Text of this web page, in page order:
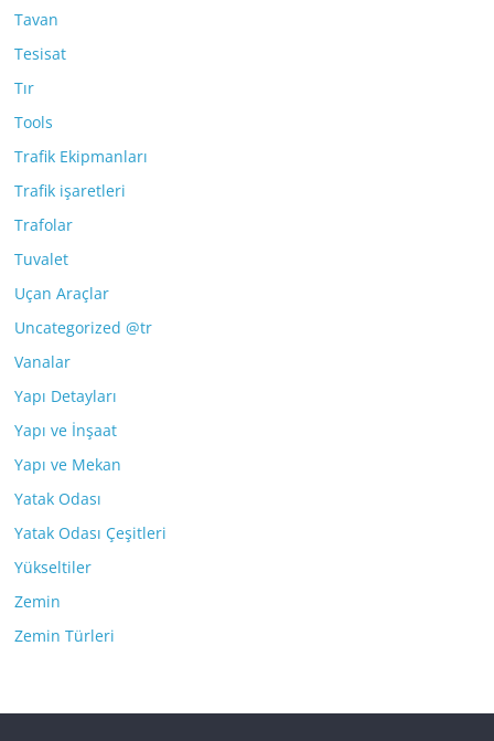
Tavan
Tesisat
Tır
Tools
Trafik Ekipmanları
Trafik işaretleri
Trafolar
Tuvalet
Uçan Araçlar
Uncategorized @tr
Vanalar
Yapı Detayları
Yapı ve İnşaat
Yapı ve Mekan
Yatak Odası
Yatak Odası Çeşitleri
Yükseltiler
Zemin
Zemin Türleri